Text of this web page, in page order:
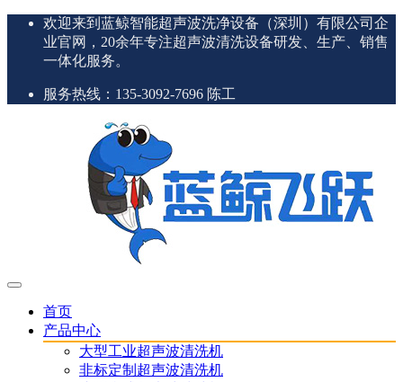
欢迎来到蓝鲸智能超声波洗净设备（深圳）有限公司企
业官网，20余年专注超声波清洗设备研发、生产、销售
一体化服务。
服务热线：135-3092-7696 陈工
首页
产品中心
大型工业超声波清洗机
非标定制超声波清洗机